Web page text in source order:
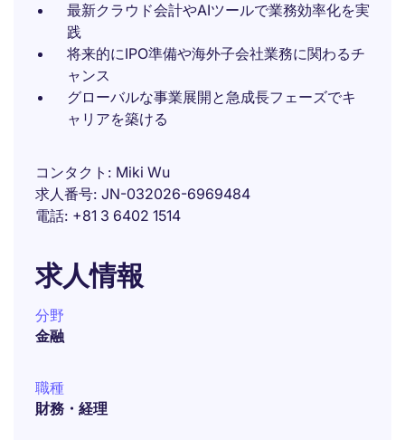
最新クラウド会計やAIツールで業務効率化を実
践
将来的にIPO準備や海外子会社業務に関わるチ
ャンス
グローバルな事業展開と急成長フェーズでキ
ャリアを築ける
コンタクト
Miki Wu
求人番号 JN-032026-6969484
電話 +81 3 6402 1514
求人情報
分野
金融
職種
財務・経理